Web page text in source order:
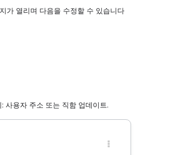
가 열리며 다음을 수정할 수 있습니다
사용자 주소 또는 직함 업데이트.